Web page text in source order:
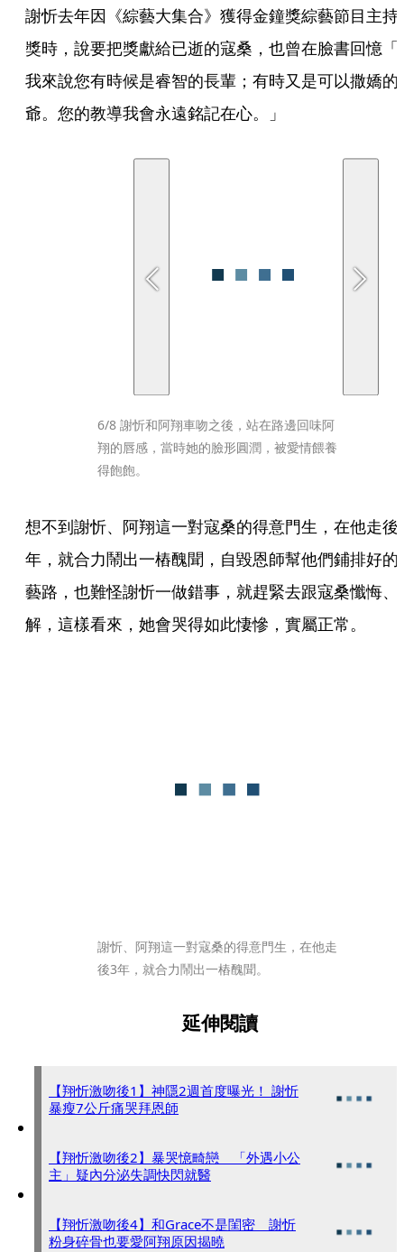
謝忻去年因《綜藝大集合》獲得金鐘獎綜藝節目主持
獎時，說要把獎獻給已逝的寇桑，也曾在臉書回憶「
我來說您有時候是睿智的長輩；有時又是可以撒嬌的
爺。您的教導我會永遠銘記在心。」
6/8 謝忻和阿翔車吻之後，站在路邊回味阿
翔的唇感，當時她的臉形圓潤，被愛情餵養
得飽飽。
想不到謝忻、阿翔這一對寇桑的得意門生，在他走後
年，就合力鬧出一樁醜聞，自毀恩師幫他們鋪排好的
藝路，也難怪謝忻一做錯事，就趕緊去跟寇桑懺悔、
解，這樣看來，她會哭得如此悽慘，實屬正常。
謝忻、阿翔這一對寇桑的得意門生，在他走
後3年，就合力鬧出一樁醜聞。
延伸閱讀
【翔忻激吻後1】神隱2週首度曝光！ 謝忻
暴瘦7公斤痛哭拜恩師
【翔忻激吻後2】暴哭憶畸戀 「外遇小公
主」疑內分泌失調快閃就醫
【翔忻激吻後4】和Grace不是閨密 謝忻
粉身碎骨也要愛阿翔原因揭曉